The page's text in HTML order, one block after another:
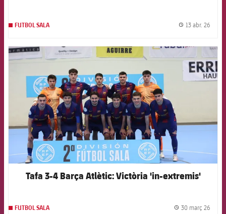
FUTBOL SALA 13 abr. 26
FCB Barcelona badge
Tafa 3-4 Barça Atlètic: Victòria 'in-extremis'
FUTBOL SALA 30 març 26